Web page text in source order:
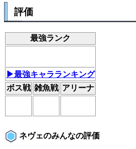
評価
最強ランク
▶最強キャラランキング
ボス戦 雑魚戦 アリーナ
ネヴェのみんなの評価